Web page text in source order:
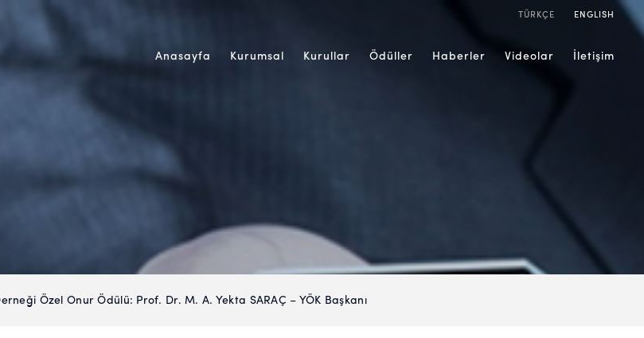
ENGLISH
TÜRKÇE
Anasayfa Kurumsal Kurullar Ödüller Haberler Videolar İletişim
Özel Onur Ödülü: Prof. Dr. M. A. Yekta SARAÇ – YÖK Başkanı